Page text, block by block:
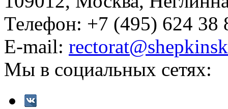
Телефон: +7 (495) 624 38
E-mail:
Мы в социальных сетях: